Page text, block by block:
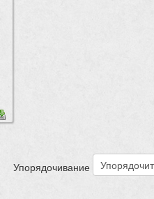
Упорядочивание